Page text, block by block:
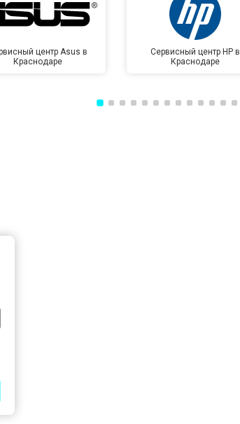
центр Asus в
Краснодаре
Сервисный центр HP в
Краснодаре